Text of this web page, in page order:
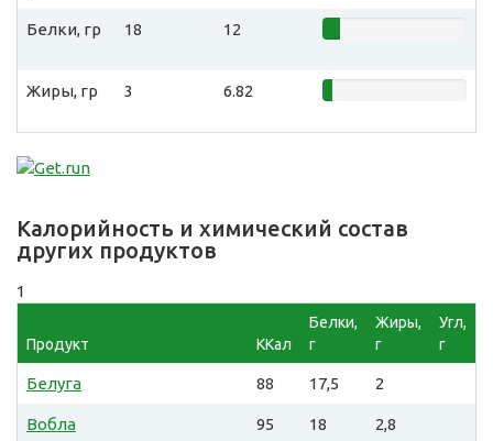
Белки, гр 18 12
Жиры, гр 3 6.82
Калорийность и химический состав
других продуктов
1
Продукт ККал
Белки,
г
Жиры,
г
Угл,
г
Белуга 88 17,5 2
Вобла 95 18 2,8